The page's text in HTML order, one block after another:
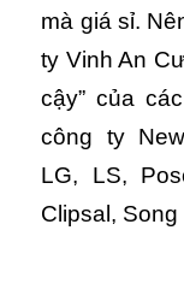
mà giá sỉ.
ty Vinh An
cậy” của
công ty
LG, LS,
Clipsal,